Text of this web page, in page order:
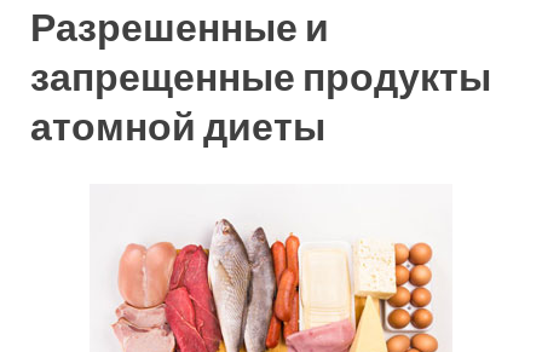
Разрешенные и
запрещенные продукты
атомной диеты